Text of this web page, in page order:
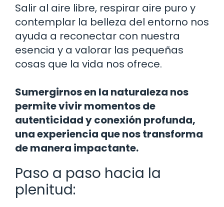
Salir al aire libre, respirar aire puro y
contemplar la belleza del entorno nos
ayuda a reconectar con nuestra
esencia y a valorar las pequeñas
cosas que la vida nos ofrece.
Sumergirnos en la naturaleza nos
permite vivir momentos de
autenticidad y conexión profunda,
una experiencia que nos transforma
de manera impactante.
Paso a paso hacia la
plenitud: